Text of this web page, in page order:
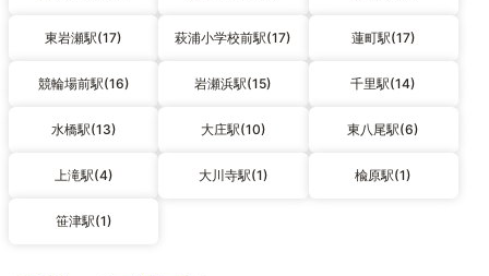
東岩瀬駅(17) 萩浦小学校前駅(17) 蓮町駅(17)
競輪場前駅(16) 岩瀬浜駅(15) 千里駅(14)
水橋駅(13) 大庄駅(10) 東八尾駅(6)
上滝駅(4) 大川寺駅(1) 楡原駅(1)
笹津駅(1)